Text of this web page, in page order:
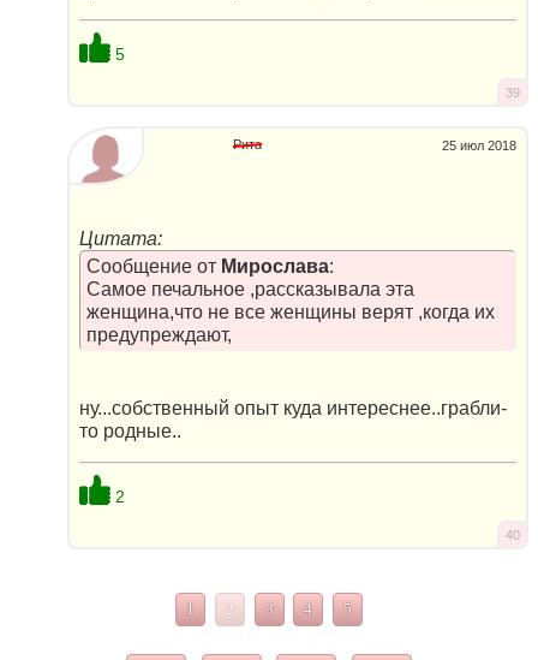
5
39
25 июл 2018
Рита
Цитата:
Сообщение от Мирослава:
Самое печальное ,рассказывала эта
женщина,что не все женщины верят ,когда их
предупреждают,
ну...собственный опыт куда интереснее..грабли-
то родные..
2
40
1 2 3 4 5